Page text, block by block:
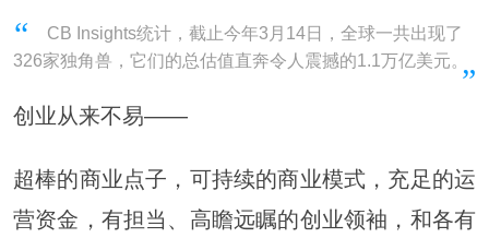
CB Insights统计，截止今年3月14日，全球一共出现了
326家独角兽，它们的总估值直奔令人震撼的1.1万亿美元。
创业从来不易——
超棒的商业点子，可持续的商业模式，充足的运
营资金，有担当、高瞻远瞩的创业领袖，和各有